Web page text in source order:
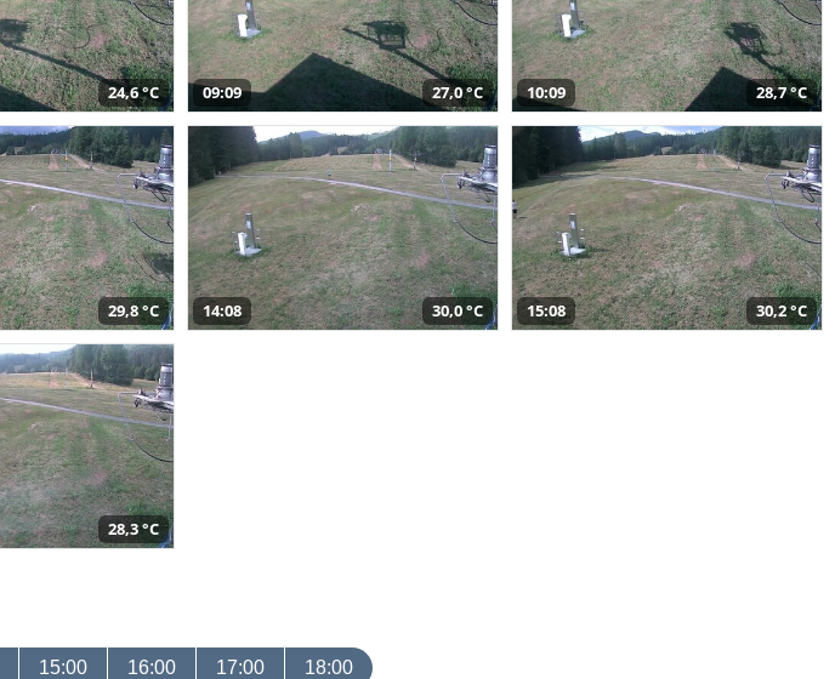
24,6 °C 09:09 27,0 °C 10:09 28,7 °C
29,8 °C 14:08 30,0 °C 15:08 30,2 °C
28,3 °C
15:00 16:00 17:00 18:00